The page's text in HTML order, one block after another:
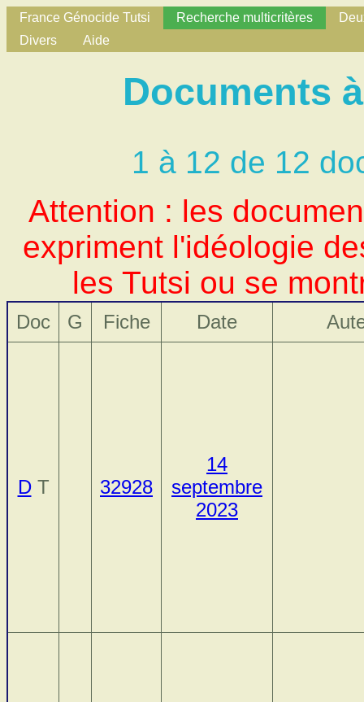
France Génocide Tutsi Recherche multicritères
Divers
Aide
Documents
1 à 12 de 12
Attention : les
expriment l'idéologie
les Tutsi ou se
Doc G Fiche Date
DT 32928
14
septembre
2023